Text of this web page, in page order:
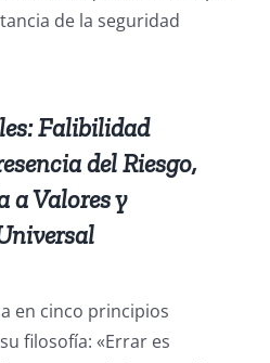
de la seguridad
Falibilidad
del Riesgo,
a Valores y
en cinco principios
filosofía: «Errar es